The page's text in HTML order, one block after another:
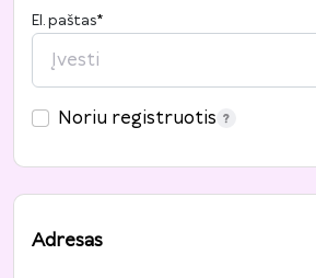
El. paštas*
Noriu registruotis
Adresas